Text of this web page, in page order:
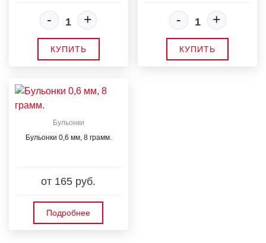
- +
КУПИТЬ
- +
КУПИТЬ
Бульонки
Бульонки 0,6 мм, 8 грамм.
от 165 руб.
Подробнее